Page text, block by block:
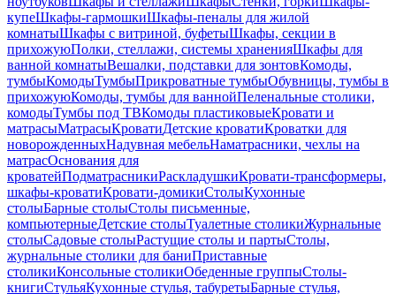
купеШкафы-гармошкиШкафы-пеналы для жилой
комнатыШкафы с витриной, буфетыШкафы, секции в
прихожуюПолки, стеллажи, системы храненияШкафы для
ванной комнатыВешалки, подставки для зонтовКомоды,
тумбыКомодыТумбыПрикроватные тумбыОбувницы, тумбы в
прихожуюКомоды, тумбы для ваннойПеленальные столики,
комодыТумбы под ТВКомоды пластиковыеКровати и
матрасыМатрасыКроватиДетские кроватиКроватки для
новорожденныхНадувная мебельНаматрасники, чехлы на
матрасОснования для
кроватейПодматрасникиРаскладушкиКровати-трансформеры,
шкафы-кроватиКровати-домикиСтолыКухонные
столыБарные столыСтолы письменные,
компьютерныеДетские столыТуалетные столикиЖурнальные
столыСадовые столыРастущие столы и партыСтолы,
журнальные столики для баниПриставные
столикиКонсольные столикиОбеденные группыСтолы-
книгиСтульяКухонные стулья, табуретыБарные стулья,